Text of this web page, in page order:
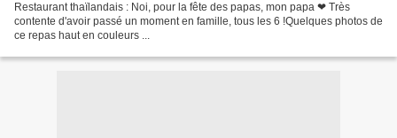
Restaurant thaïlandais : Noi, pour la fête des papas, mon papa ❤ Très
contente d'avoir passé un moment en famille, tous les 6 !Quelques photos de
ce repas haut en couleurs ...